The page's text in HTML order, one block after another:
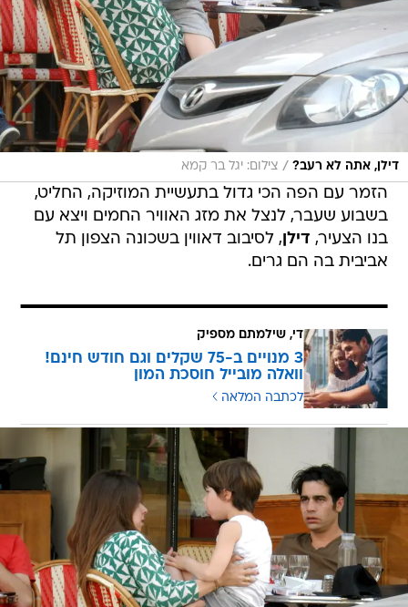
דילן, אתה לא רעב? / צילום: יגל בר קמא
הזמר עם הפה הכי גדול בתעשיית המוזיקה, החליט,
בשבוע שעבר, לנצל את מזג האוויר החמים ויצא עם
בנו הצעיר, דילן, לסיבוב דאווין בשכונה הצפון תל
אביבית בה הם גרים.
די, שילמתם מספיק
3 מנויים ב-75 שקלים וגם חודש חינם!
וואלה מובייל חוסכת המון
לכתבה המלאה